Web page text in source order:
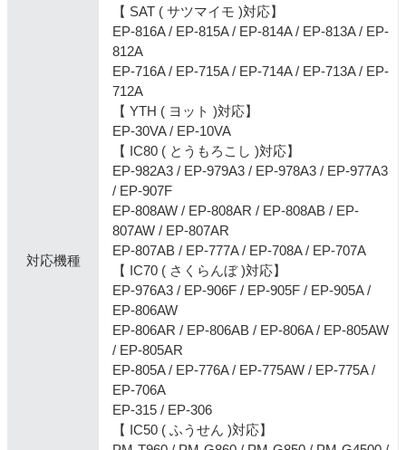
対応機種
【 SAT ( サツマイモ )対応】
EP-816A / EP-815A / EP-814A / EP-813A / EP-
812A
EP-716A / EP-715A / EP-714A / EP-713A / EP-
712A
【 YTH ( ヨット )対応】
EP-30VA / EP-10VA
【 IC80 ( とうもろこし )対応】
EP-982A3 / EP-979A3 / EP-978A3 / EP-977A3
/ EP-907F
EP-808AW / EP-808AR / EP-808AB / EP-
807AW / EP-807AR
EP-807AB / EP-777A / EP-708A / EP-707A
【 IC70 ( さくらんぼ )対応】
EP-976A3 / EP-906F / EP-905F / EP-905A /
EP-806AW
EP-806AR / EP-806AB / EP-806A / EP-805AW
/ EP-805AR
EP-805A / EP-776A / EP-775AW / EP-775A /
EP-706A
EP-315 / EP-306
【 IC50 ( ふうせん )対応】